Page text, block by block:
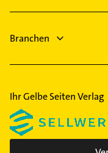
Pempelfort
Unterbilk
Lüftungsanlagen
Branchen
Ihr Gelbe Seiten Verlag